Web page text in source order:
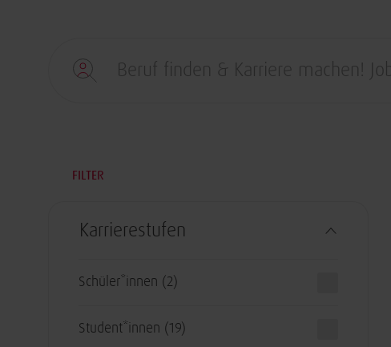
FILTER
Karrierestufen
Schüler*innen (2)
Student*innen (19)